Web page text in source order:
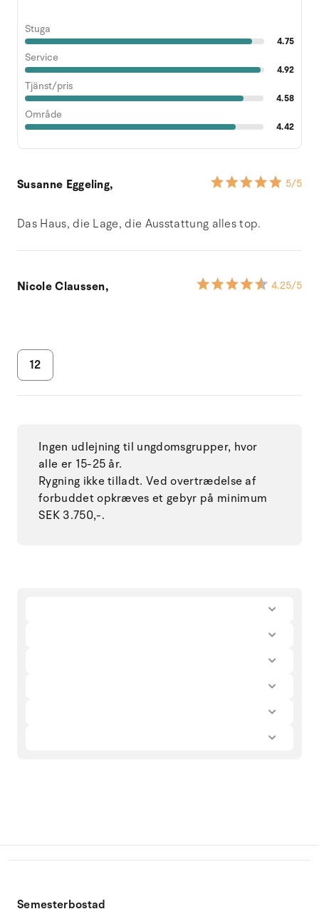
Stuga
4.75
Service
4.92
Tjänst/pris
4.58
Område
4.42
Susanne Eggeling, 5/5
Das Haus, die Lage, die Ausstattung alles top.
Nicole Claussen, 4.25/5
12
Ingen udlejning til ungdomsgrupper, hvor
alle er 15-25 år.
Rygning ikke tilladt. Ved overtrædelse af
forbuddet opkræves et gebyr på minimum
SEK 3.750,-.
Semesterbostad